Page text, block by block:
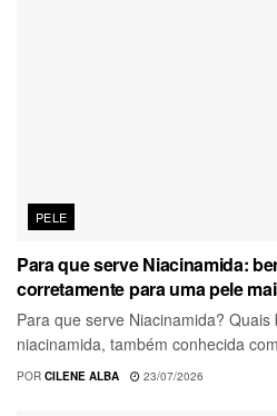
PELE
Para que serve Niacinamida:
corretamente para uma pele
Para que serve Niacinamida?
niacinamida, também conhecida
POR CILENE ALBA 23/07/2026